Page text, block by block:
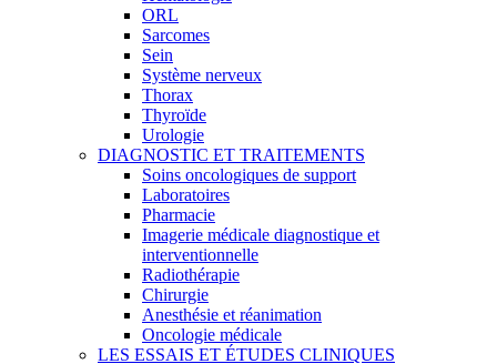
ORL
Sarcomes
Sein
Système nerveux
Thorax
Thyroïde
Urologie
DIAGNOSTIC ET TRAITEMENTS
Soins oncologiques de support
Laboratoires
Pharmacie
Imagerie médicale diagnostique et
interventionnelle
Radiothérapie
Chirurgie
Anesthésie et réanimation
Oncologie médicale
LES ESSAIS ET ÉTUDES CLINIQUES